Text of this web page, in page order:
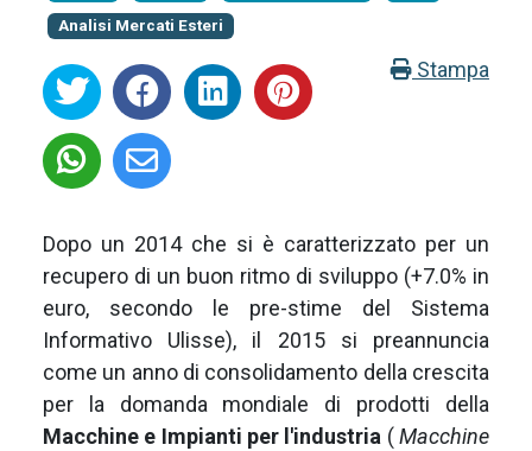
Analisi Mercati Esteri
Stampa
Dopo un 2014 che si è caratterizzato per un
recupero di un buon ritmo di sviluppo (+7.0% in
euro, secondo le pre-stime del Sistema
Informativo Ulisse), il 2015 si preannuncia
come un anno di consolidamento della crescita
per la domanda mondiale di prodotti della
Macchine e Impianti per l'industria (Macchine